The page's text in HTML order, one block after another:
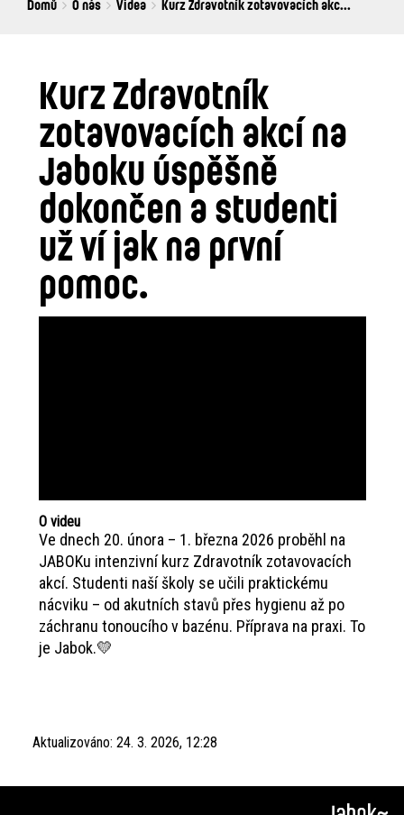
Breadcrumbs
You
Domů O nás Videa Kurz Zdravotník zotavovacích akc...
Kurz Zdravotník
zotavovacích akcí na
Jaboku úspěšně
dokončen a studenti
už ví jak na první
pomoc.
O videu
Ve dnech 20. února – 1. března 2026 proběhl na
JABOKu intenzivní kurz Zdravotník zotavovacích
akcí. Studenti naší školy se učili praktickému
nácviku – od akutních stavů přes hygienu až po
záchranu tonoucího v bazénu. Příprava na praxi. To
je Jabok.💛
Aktualizováno: 24. 3. 2026, 12:28